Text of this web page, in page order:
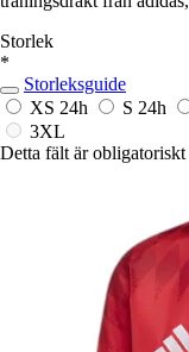
Storlek
*
Storleksguide
XS 24h S 24h
3XL
Detta fält är obligatoriskt